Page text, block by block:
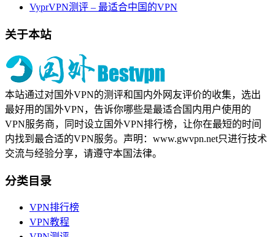
VyprVPN测评 – 最适合中国的VPN
关于本站
本站通过对国外VPN的测评和国内外网友评价的收集，选出
最好用的国外VPN，告诉你哪些是最适合国内用户使用的
VPN服务商，同时设立国外VPN排行榜，让你在最短的时间
内找到最合适的VPN服务。声明：www.gwvpn.net只进行技术
交流与经验分享，请遵守本国法律。
分类目录
VPN排行榜
VPN教程